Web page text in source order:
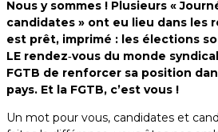
Nous y sommes ! Plusieurs «
candidates » ont eu lieu dans les
est prêt, imprimé : les élections
LE rendez‑vous du monde
FGTB de renforcer sa position
pays. Et la FGTB, c’est vous !
Un mot pour vous, candidates et